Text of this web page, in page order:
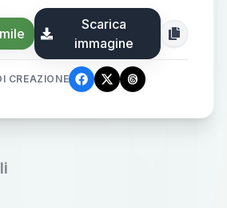
Scarica
immagine
CREAZIONE